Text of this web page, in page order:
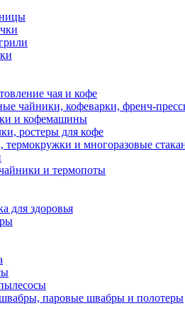
чая и кофе
чайники, кофеварки, френч-
и кофемашины
ростеры для кофе
термокружки и многоразовые
и термопоты
для здоровья
паровые швабры и полотеры